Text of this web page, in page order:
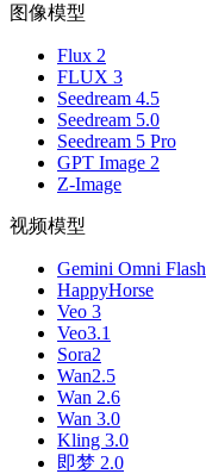
图像模型
Flux 2
FLUX 3
Seedream 4.5
Seedream 5.0
Seedream 5 Pro
GPT Image 2
Z-Image
视频模型
Gemini Omni Flash
HappyHorse
Veo 3
Veo3.1
Sora2
Wan2.5
Wan 2.6
Wan 3.0
Kling 3.0
即梦 2.0